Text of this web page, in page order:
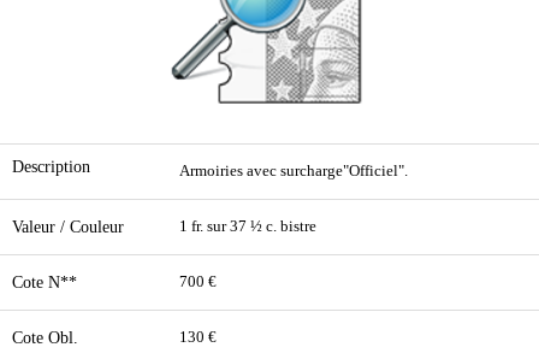
Description Armoiries avec surcharge"Officiel".
Valeur / Couleur 1 fr. sur 37 ½ c. bistre
Cote N** 700 €
Cote Obl. 130 €